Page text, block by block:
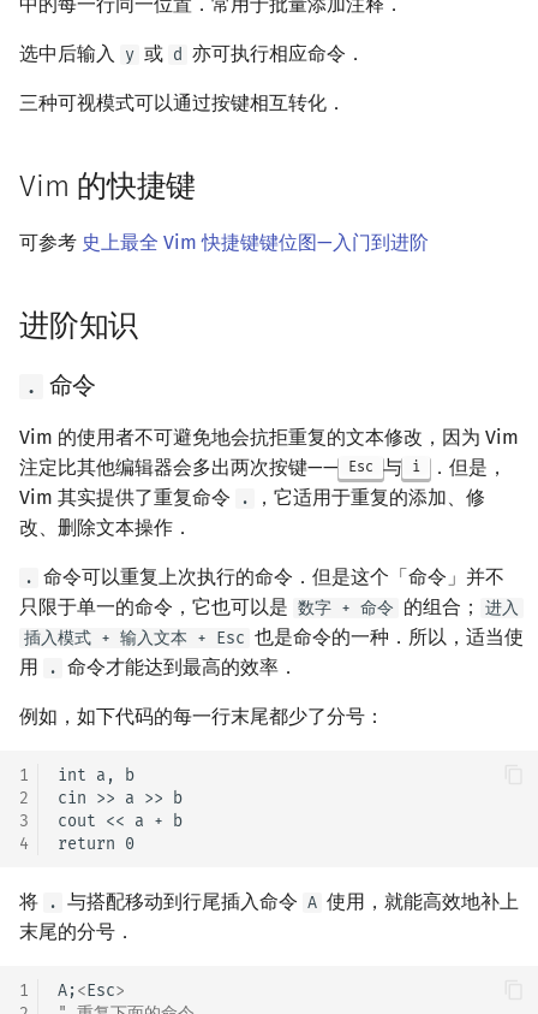
选中后输入 y 或 d 亦可执行相应命令．
三种可视模式可以通过按键相互转化．
Vim 的快捷键
可参考 史上最全 Vim 快捷键键位图—入门到进阶
进阶知识
. 命令
Vim 的使用者不可避免地会抗拒重复的文本修改，因为 Vim
注定比其他编辑器会多出两次按键——
Esc 与 i ．但是，
Vim 其实提供了重复命令
.
，它适用于重复的添加、修
改、删除文本操作．
. 命令可以重复上次执行的命令．但是这个「命令」并不
只限于单一的命令，它也可以是 数字 + 命令 的组合；
进入
插入模式 + 输入文本 + Esc 也是命令的一种．所以，适当使
用
. 命令才能达到最高的效率．
例如，如下代码的每一行末尾都少了分号：
1
2
3
4
int a, b
cin >> a >> b
cout << a + b
将 . 与搭配移动到行尾插入命令 A 使用，就能高效地补上
末尾的分号．
1
A; <Esc>